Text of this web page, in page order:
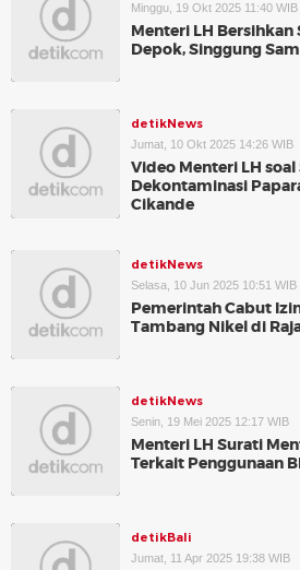
Minggu, 19 Okt 2025 11:40 WIB
Menteri LH Bersihkan
Depok, Singgung
detikNews
Jumat, 10 Okt 2025 14:26 WIB
Video Menteri LH
Dekontaminasi
Cikande
detikNews
Selasa, 10 Jun 2025 10:51 WIB
Pemerintah Cabut
Tambang Nikel di
detikNews
Senin, 19 Mei 2025 12:17 WIB
Menteri LH Surati
Terkait Penggunaan
detikBali
Jumat, 11 Apr 2025 19:38 WIB